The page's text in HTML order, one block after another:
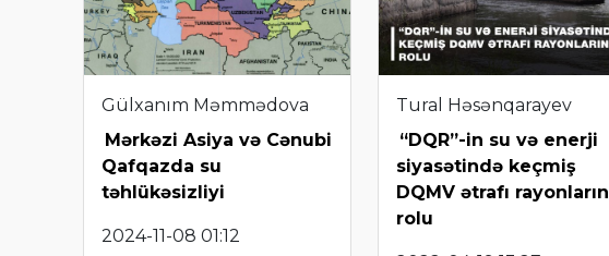
Gülxanım Məmmədova
Mərkəzi Asiya və Cənubi
Qafqazda su
təhlükəsizliyi
2024-11-08 01:12
Tural Həsənqarayev
“DQR”-in su və enerji
siyasətində keçmiş
DQMV ətrafı rayonların
rolu